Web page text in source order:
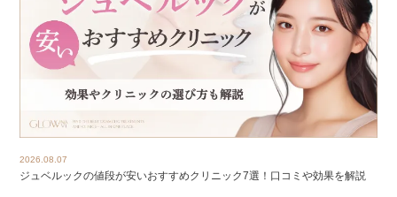
2026.08.07
ジュベルックの値段が安いおすすめクリニック7選！口コミや効果を解説